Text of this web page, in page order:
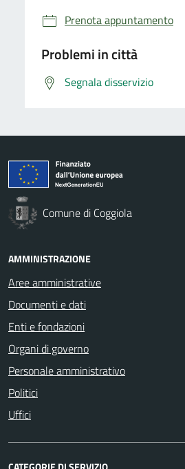
Prenota appuntamento
Problemi in città
Segnala disservizio
Comune di Coggiola
AMMINISTRAZIONE
Aree amministrative
Documenti e dati
Enti e fondazioni
Organi di governo
Personale amministrativo
Politici
Uffici